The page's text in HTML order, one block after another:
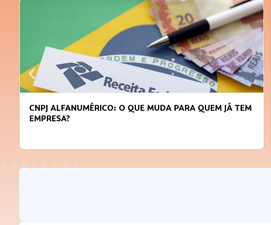
DICAS PARA OBTER CRÉDITO